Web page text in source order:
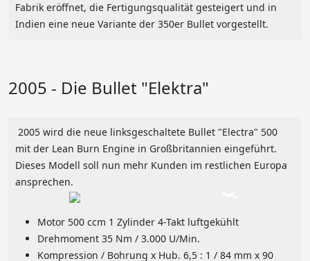
Fabrik eröffnet, die Fertigungsqualität gesteigert und in
Indien eine neue Variante der 350er Bullet vorgestellt.
2005 - Die Bullet "Elektra"
2005 wird die neue linksgeschaltete Bullet "Electra" 500
mit der Lean Burn Engine in Großbritannien eingeführt.
Dieses Modell soll nun mehr Kunden im restlichen Europa
ansprechen.
Motor 500 ccm 1 Zylinder 4-Takt luftgekühlt
Drehmoment 35 Nm / 3.000 U/Min.
Kompression / Bohrung x Hub. 6,5 : 1 / 84 mm x 90